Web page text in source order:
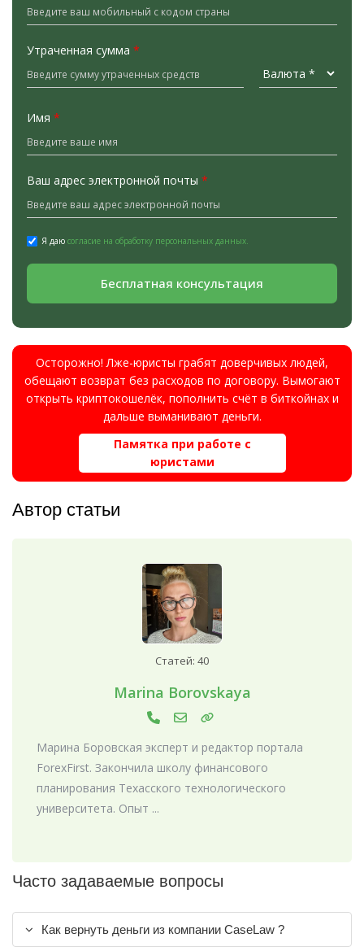
Утраченная сумма *
Имя *
Ваш адрес электронной почты *
Я даю согласие на обработку персональных данных.
Бесплатная консультация
Осторожно! Лже-юристы грабят доверчивых людей,
обещают возврат без расходов по договору. Вымогают
открыть криптокошелёк, пополнить счёт в биткойнах и
дальше выманивают деньги.
Памятка при работе с
юристами
Автор статьи
Статей: 40
Marina Borovskaya
Марина Боровская эксперт и редактор портала
ForexFirst. Закончила школу финансового
планирования Техасского технологического
университета. Опыт ...
Часто задаваемые вопросы
Как вернуть деньги из компании CaseLaw ?